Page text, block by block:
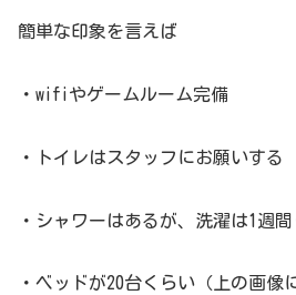
簡単な印象を言えば
・wifiやゲームルーム完備
・トイレはスタッフにお願いする
・シャワーはあるが、洗濯は1週間
・ベッドが20台くらい（上の画像